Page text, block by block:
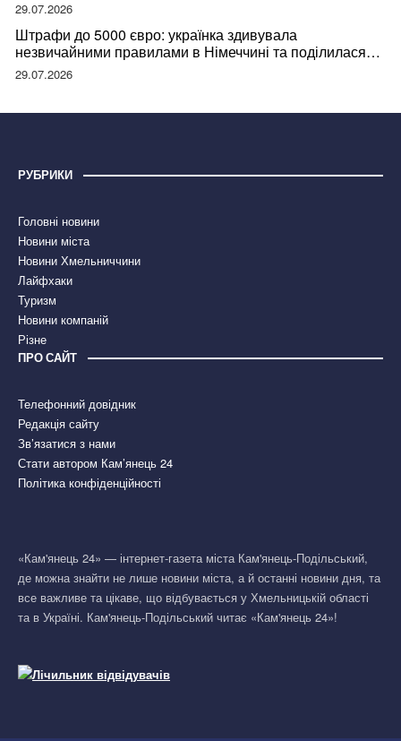
29.07.2026
Штрафи до 5000 євро: українка здивувала
незвичайними правилами в Німеччині та поділилася
правдою
29.07.2026
РУБРИКИ
Головні новини
Новини міста
Новини Хмельниччини
Лайфхаки
Туризм
Новини компаній
Різне
ПРО САЙТ
Телефонний довідник
Редакція сайту
Зв’язатися з нами
Стати автором Кам’янець 24
Політика конфіденційності
«Кам'янець 24» — інтернет-газета міста Кам'янець-Подільський,
де можна знайти не лише новини міста, а й останні новини дня, та
все важливе та цікаве, що відбувається у Хмельницькій області
та в Україні. Кам'янець-Подільський читає «Кам'янець 24»!